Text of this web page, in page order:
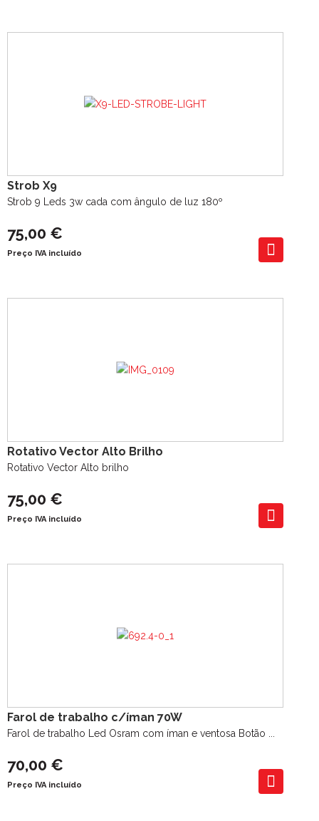
Strob X9
Strob 9 Leds 3w cada com ângulo de luz 180º
75,00 €
Preço IVA incluído
Rotativo Vector Alto Brilho
Rotativo Vector Alto brilho
75,00 €
Preço IVA incluído
Farol de trabalho c/íman 70W
Farol de trabalho Led Osram com íman e ventosa Botão ...
70,00 €
Preço IVA incluído